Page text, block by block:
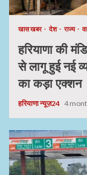
खास खबर देश राज्य
हरियाणा की
से लागू हुई नई
का कड़ा एक्शन
हरियाणा न्यूज़24 4